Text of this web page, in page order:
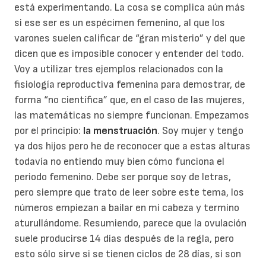
está experimentando. La cosa se complica aún más
si ese ser es un espécimen femenino, al que los
varones suelen calificar de “gran misterio” y del que
dicen que es imposible conocer y entender del todo.
Voy a utilizar tres ejemplos relacionados con la
fisiología reproductiva femenina para demostrar, de
forma “no científica” que, en el caso de las mujeres,
las matemáticas no siempre funcionan. Empezamos
por el principio: la menstruación. Soy mujer y tengo
ya dos hijos pero he de reconocer que a estas alturas
todavía no entiendo muy bien cómo funciona el
periodo femenino. Debe ser porque soy de letras,
pero siempre que trato de leer sobre este tema, los
números empiezan a bailar en mi cabeza y termino
aturullándome. Resumiendo, parece que la ovulación
suele producirse 14 días después de la regla, pero
esto sólo sirve si se tienen ciclos de 28 días, si son